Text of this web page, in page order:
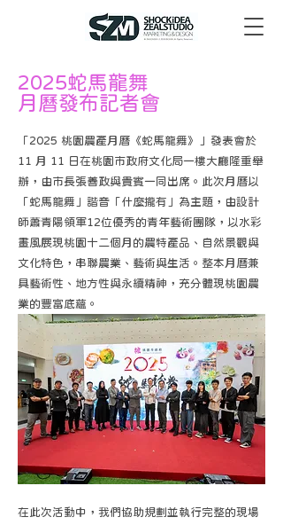
2025蛇馬龍舞
月曆發布記者會
「2025 桃園農產月曆《蛇馬龍舞》」發表會於
11 月 11 日在桃園市政府文化局一樓大廳隆重舉
辦，由市長張善政與貴賓一同出席。此次月曆以
「蛇馬龍舞」諧音「什麼攏有」為主題，由設計
師蕭青陽領軍12位優秀的青年藝術團隊，以水彩
畫風展現桃園十二個月的農特產品、自然景觀與
文化特色，串聯農業、藝術與生活。整本月曆兼
具藝術性、地方性與永續精神，充分體現桃園農
業的豐富底蘊。
在此次活動中，我們協助規劃並執行完整的現場